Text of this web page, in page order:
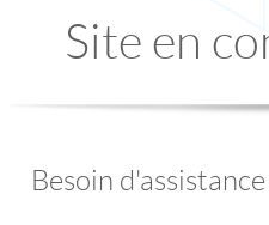
Site en
Besoin